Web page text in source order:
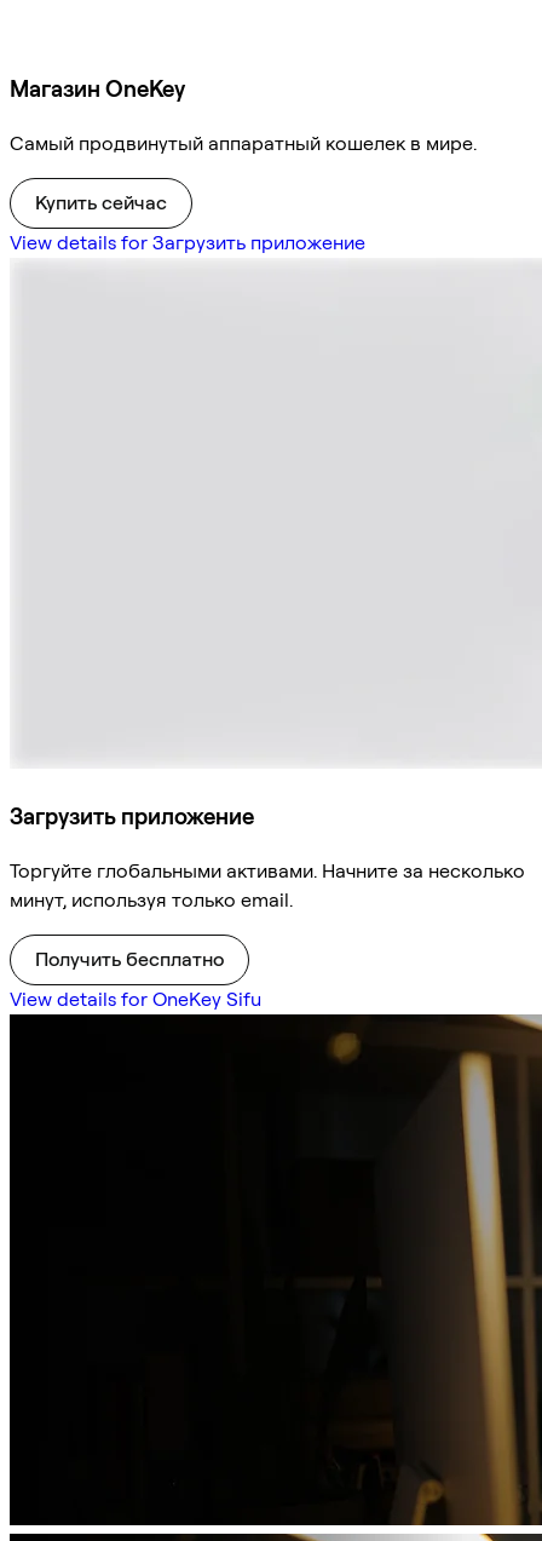
Магазин OneKey
Самый продвинутый аппаратный кошелек в мире.
Купить сейчас
View details for Загрузить приложение
Загрузить приложение
Торгуйте глобальными активами. Начните за несколько
минут, используя только email.
Получить бесплатно
View details for OneKey Sifu